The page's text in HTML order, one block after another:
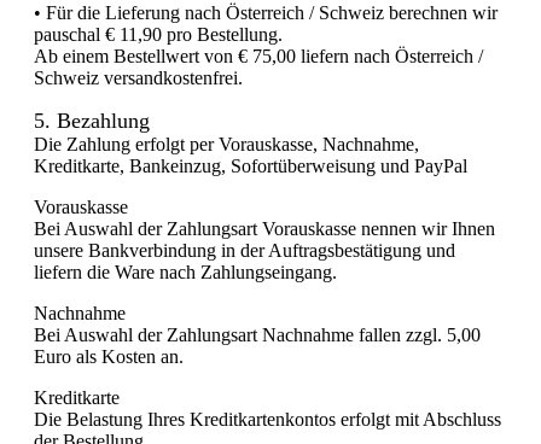
• Für die Lieferung nach Österreich / Schweiz berechnen wir
pauschal € 11,90 pro Bestellung.
Ab einem Bestellwert von € 75,00 liefern nach Österreich /
Schweiz versandkostenfrei.
5. Bezahlung
Die Zahlung erfolgt per Vorauskasse, Nachnahme,
Kreditkarte, Bankeinzug, Sofortüberweisung und PayPal
Vorauskasse
Bei Auswahl der Zahlungsart Vorauskasse nennen wir Ihnen
unsere Bankverbindung in der Auftragsbestätigung und
liefern die Ware nach Zahlungseingang.
Nachnahme
Bei Auswahl der Zahlungsart Nachnahme fallen zzgl. 5,00
Euro als Kosten an.
Kreditkarte
Die Belastung Ihres Kreditkartenkontos erfolgt mit Abschluss